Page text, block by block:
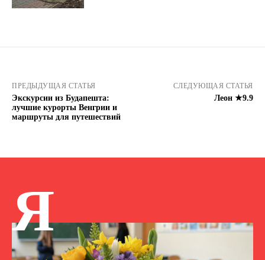
ПРЕДЫДУЩАЯ СТАТЬЯ
Экскурсии из Будапешта:
лучшие курорты Венгрии и
маршруты для путешествий
СЛЕДУЮЩАЯ СТАТЬЯ
Леон ★9.9
Я